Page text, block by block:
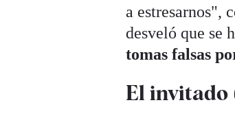
a estresarnos",
desveló que se
tomas falsas
El invitado